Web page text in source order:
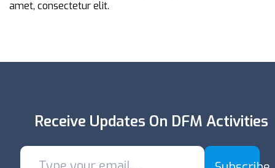
amet, consectetur elit.
Receive Updates On DFM Activities